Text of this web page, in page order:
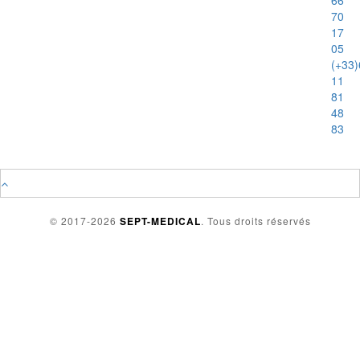
70
17
05
11
81
48
83
© 2017-2026 SEPT-MEDICAL. Tous droits réservés